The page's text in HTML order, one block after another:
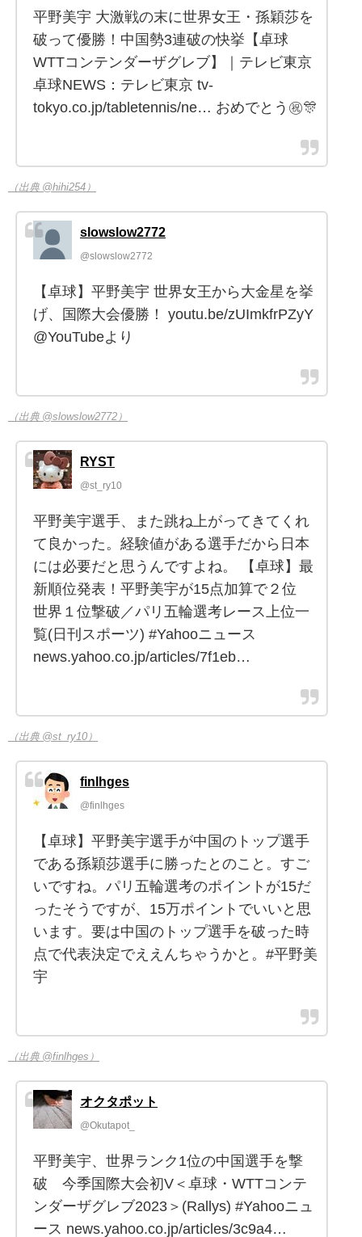
平野美宇 大激戦の末に世界女王・孫穎莎を
破って優勝！中国勢3連破の快挙【卓球
WTTコンテンダーザグレブ】｜テレビ東京
卓球NEWS：テレビ東京 tv-
tokyo.co.jp/tabletennis/ne… おめでとう㊗️🎊
（出典 @hihi254）
slowslow2772
@slowslow2772
【卓球】平野美宇 世界女王から大金星を挙
げ、国際大会優勝！ youtu.be/zUImkfrPZyY
@YouTubeより
（出典 @slowslow2772）
RYST
@st_ry10
平野美宇選手、また跳ね上がってきてくれ
て良かった。経験値がある選手だから日本
には必要だと思うんですよね。 【卓球】最
新順位発表！平野美宇が15点加算で２位
世界１位撃破／パリ五輪選考レース上位一
覧(日刊スポーツ) #Yahooニュース
news.yahoo.co.jp/articles/7f1eb…
（出典 @st_ry10）
finlhges
@finlhges
【卓球】平野美宇選手が中国のトップ選手
である孫穎莎選手に勝ったとのこと。すご
いですね。パリ五輪選考のポイントが15だ
ったそうですが、15万ポイントでいいと思
います。要は中国のトップ選手を破った時
点で代表決定でええんちゃうかと。#平野美
宇
（出典 @finlhges）
オクタポット
@Okutapot_
平野美宇、世界ランク1位の中国選手を撃
破 今季国際大会初V＜卓球・WTTコンテ
ンダーザグレブ2023＞(Rallys) #Yahooニュ
ース news.yahoo.co.jp/articles/3c9a4…